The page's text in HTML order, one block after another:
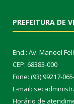
PREFEITURA DE
End.: Av. Manoel
CEP: 68383-000
Fone: (93) 99217-
E-mail:
Horário de